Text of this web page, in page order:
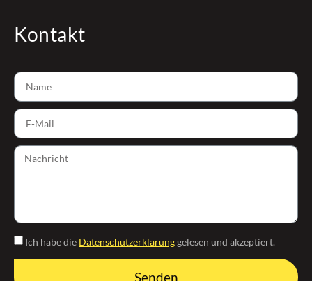
Kontakt
Ich habe die Datenschutzerklärunggelesen und akzeptiert.
Senden